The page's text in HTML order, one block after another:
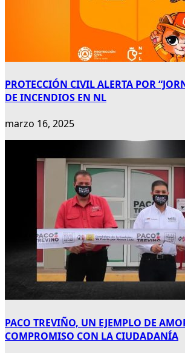
PROTECCIÓN CIVIL ALERTA POR
DE INCENDIOS EN NL
marzo 16, 2025
PACO TREVIÑO, UN EJEMPLO DE
COMPROMISO CON LA CIUDADANÍA